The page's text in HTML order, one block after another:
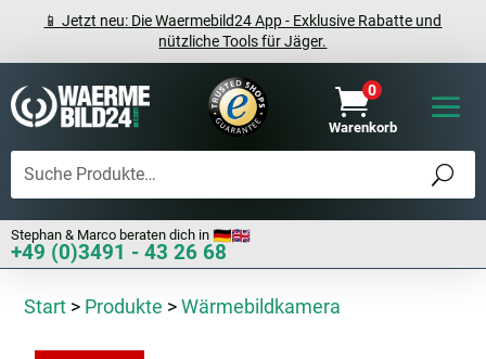
📱 Jetzt neu: Die Waermebild24 App - Exklusive Rabatte und
nützliche Tools für Jäger.
0
Warenkorb
Stephan & Marco beraten dich in
+49 (0)3491 - 43 26 68
Start > Produkte >Wärmebildkamera